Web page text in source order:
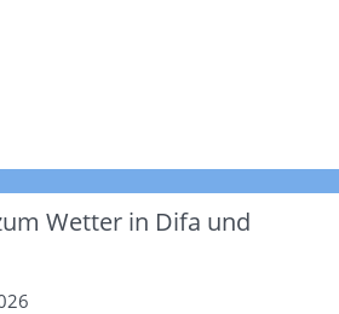
Wetter in Difa und